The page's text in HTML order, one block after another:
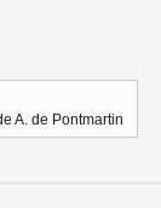
A. de Pontmartin